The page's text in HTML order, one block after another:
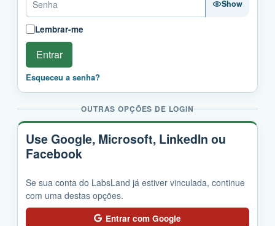
Show
Lembrar-me
Entrar
Esqueceu a senha?
OUTRAS OPÇÕES DE LOGIN
Use Google, Microsoft, LinkedIn ou
Facebook
Se sua conta do LabsLand já estiver vinculada, continue
com uma destas opções.
Entrar com Google